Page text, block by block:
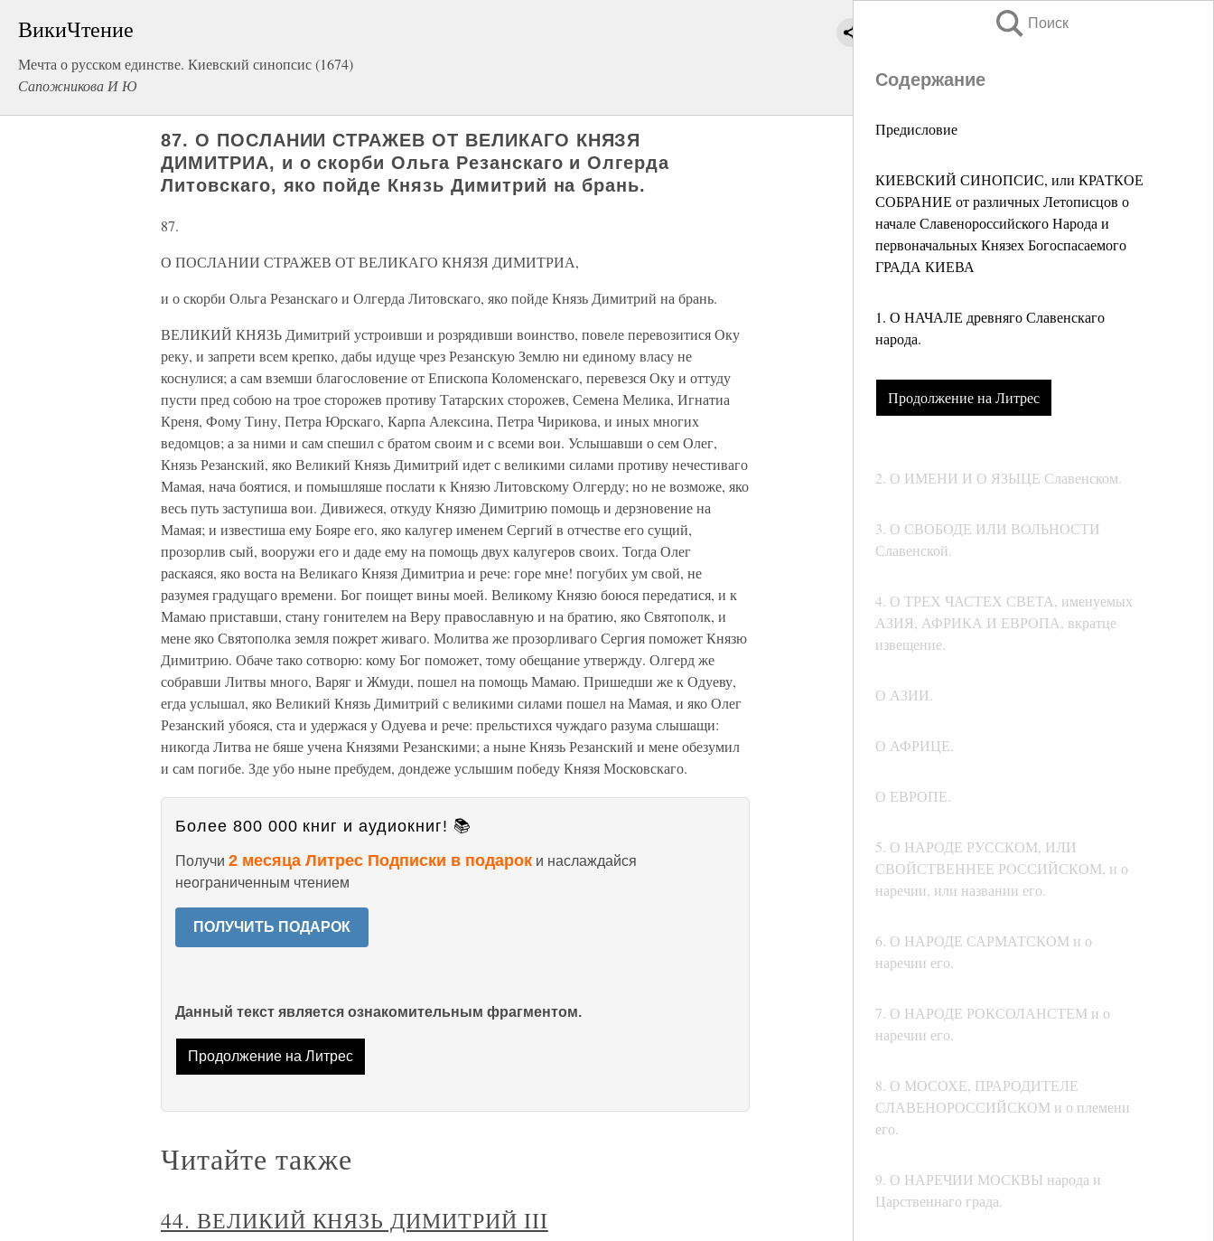
ВикиЧтение
Мечта о русском единстве. Киевский синопсис (1674)
Сапожникова И Ю
Поиск
Содержание
Предисловие
КИЕВСКИЙ СИНОПСИС, или КРАТКОЕ
СОБРАНИЕ от различных Летописцов о
начале Славенороссийского Народа и
первоначальных Князех Богоспасаемого
ГРАДА КИЕВА
1. О НАЧАЛЕ древняго Славенскаго
народа.
Продолжение на Литрес
2. О ИМЕНИ И О ЯЗЫЦЕ Славенском.
3. О СВОБОДЕ ИЛИ ВОЛЬНОСТИ
Славенской.
4. О ТРЕХ ЧАСТЕХ СВЕТА, именуемых
АЗИЯ, АФРИКА И ЕВРОПА, вкратце
извещение.
О АЗИИ.
О АФРИЦЕ.
О ЕВРОПЕ.
5. О НАРОДЕ РУССКОМ, ИЛИ
СВОЙСТВЕННЕЕ РОССИЙСКОМ, и о
наречии, или названии его.
6. О НАРОДЕ САРМАТСКОМ и о
наречии его.
7. О НАРОДЕ РОКСОЛАНСТЕМ и о
наречии его.
8. О МОСОХЕ, ПРАРОДИТЕЛЕ
СЛАВЕНОРОССИЙСКОМ и о племени
его.
9. О НАРЕЧИИ МОСКВЫ народа и
Царственнаго града.
87. О ПОСЛАНИИ СТРАЖЕВ ОТ ВЕЛИКАГО КНЯЗЯ
ДИМИТРИА, и о скорби Ольга Резанскаго и Олгерда
Литовскаго, яко пойде Князь Димитрий на брань.
87.
О ПОСЛАНИИ СТРАЖЕВ ОТ ВЕЛИКАГО КНЯЗЯ ДИМИТРИА,
и о скорби Ольга Резанскаго и Олгерда Литовскаго, яко пойде Князь Димитрий на брань.
ВЕЛИКИЙ КНЯЗЬ Димитрий устроивши и розрядивши воинство, повеле перевозитися Оку
реку, и запрети всем крепко, дабы идуще чрез Резанскую Землю ни единому власу не
коснулися; а сам вземши благословение от Епископа Коломенскаго, перевезся Оку и оттуду
пусти пред собою на трое сторожев противу Татарских сторожев, Семена Мелика, Игнатиа
Креня, Фому Тину, Петра Юрскаго, Карпа Алексина, Петра Чирикова, и иных многих
ведомцов; а за ними и сам спешил с братом своим и с всеми вои. Услышавши о сем Олег,
Князь Резанский, яко Великий Князь Димитрий идет с великими силами противу нечестиваго
Мамая, нача боятися, и помышляше послати к Князю Литовскому Олгерду; но не возможе, яко
весь путь заступиша вои. Дивижеся, откуду Князю Димитрию помощь и дерзновение на
Мамая; и известиша ему Бояре его, яко калугер именем Сергий в отчестве его сущий,
прозорлив сый, вооружи его и даде ему на помощь двух калугеров своих. Тогда Олег
раскаяся, яко воста на Великаго Князя Димитриа и рече: горе мне! погубих ум свой, не
разумея градущаго времени. Бог поищет вины моей. Великому Князю боюся передатися, и к
Мамаю приставши, стану гонителем на Веру православную и на братию, яко Святополк, и
мене яко Святополка земля пожрет живаго. Молитва же прозорливаго Сергия поможет Князю
Димитрию. Обаче тако сотворю: кому Бог поможет, тому обещание утвержду. Олгерд же
собравши Литвы много, Варяг и Жмуди, пошел на помощь Мамаю. Пришедши же к Одуеву,
егда услышал, яко Великий Князь Димитрий с великими силами пошел на Мамая, и яко Олег
Резанский убояся, ста и удержася у Одуева и рече: прельстихся чуждаго разума слышащи:
никогда Литва не бяше учена Князями Резанскими; а ныне Князь Резанский и мене обезумил
и сам погибе. Зде убо ныне пребудем, дондеже услышим победу Князя Московскаго.
Более 800 000 книг и аудиокниг! 📚
Получи 2 месяца Литрес Подписки в подарок и наслаждайся
неограниченным чтением
ПОЛУЧИТЬ ПОДАРОК
Данный текст является ознакомительным фрагментом.
Продолжение на Литрес
Читайте также
44. ВЕЛИКИЙ КНЯЗЬ ДИМИТРИЙ III